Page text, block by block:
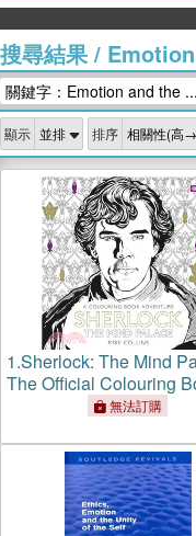
搜尋結果/
關鍵字：Emotion and the ...
顯示 排序
1.Sherlock: The Mind
The Official Colouring
無法訂購